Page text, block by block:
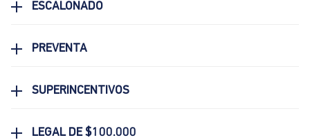
ESCALONADO
PREVENTA
SUPERINCENTIVOS
LEGAL DE $100.000